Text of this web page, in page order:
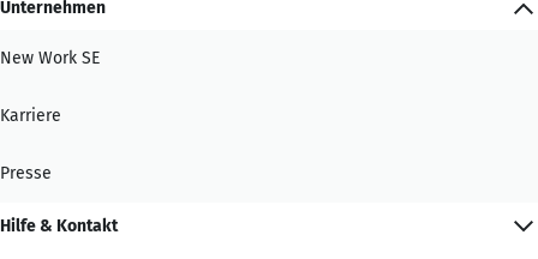
Unternehmen
New Work SE
Karriere
Presse
Hilfe & Kontakt